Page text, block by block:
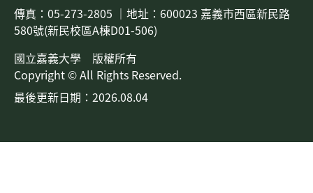
傳真：05-273-2805 ｜地址： 600023 嘉義市西區新民路
580號(新民校區A棟D01-506)
國立嘉義大學 版權所有
Copyright © All Rights Reserved.
最後更新日期：2026.08.04